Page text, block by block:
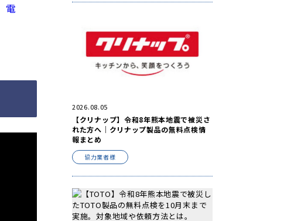
電
2026.08.05
【クリナップ】令和8年熊本地震で被災さ
れた方へ｜クリナップ製品の無料点検情
報まとめ
協力業者様